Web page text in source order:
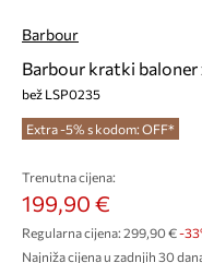
Barbour
Barbour kratki baloner
bež LSP0235
Extra -5% s kodom: OFF*
Trenutna cijena:
199,90 €
Regularna cijena: 299,90 €-
Najniža cijena u zadnjih 30